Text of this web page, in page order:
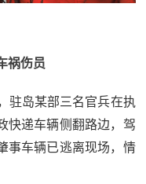
祸伤员
驻岛某部三名官兵在执
快递车辆侧翻路边，驾
事车辆已逃离现场，情